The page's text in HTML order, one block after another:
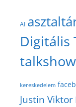
AI
Digitális
kereskedelem
Justin Viktor